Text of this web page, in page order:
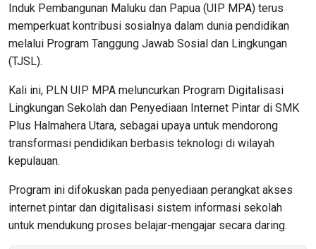
Induk Pembangunan Maluku dan Papua (UIP MPA) terus
memperkuat kontribusi sosialnya dalam dunia pendidikan
melalui Program Tanggung Jawab Sosial dan Lingkungan
(TJSL).
Kali ini, PLN UIP MPA meluncurkan Program Digitalisasi
Lingkungan Sekolah dan Penyediaan Internet Pintar di SMK
Plus Halmahera Utara, sebagai upaya untuk mendorong
transformasi pendidikan berbasis teknologi di wilayah
kepulauan.
Program ini difokuskan pada penyediaan perangkat akses
internet pintar dan digitalisasi sistem informasi sekolah
untuk mendukung proses belajar-mengajar secara daring.